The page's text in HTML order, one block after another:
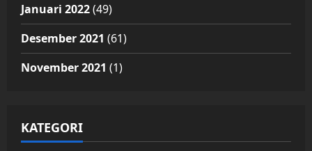
Januari 2022(49)
Desember 2021 (61)
November 2021 (1)
KATEGORI